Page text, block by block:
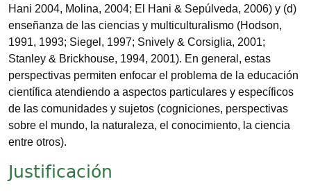
Hani 2004, Molina, 2004; El Hani & Sepúlveda, 2006) y (d)
enseñanza de las ciencias y multiculturalismo (Hodson,
1991, 1993; Siegel, 1997; Snively & Corsiglia, 2001;
Stanley & Brickhouse, 1994, 2001). En general, estas
perspectivas permiten enfocar el problema de la educación
científica atendiendo a aspectos particulares y específicos
de las comunidades y sujetos (cogniciones, perspectivas
sobre el mundo, la naturaleza, el conocimiento, la ciencia
entre otros).
Justificación